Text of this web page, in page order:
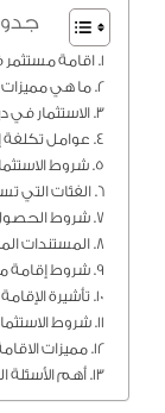
اقامة مستثمر
ما هي مميزات
الاستثمار في
عوامل
شروط
الفئات التي
شروط الحصول
المستندات
شروط إقامة
تأشيرة
شروط
مميزات
أهم الأسئلة